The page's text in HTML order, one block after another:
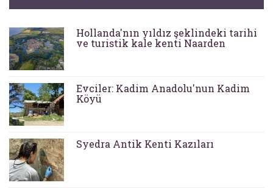
Hollanda'nın yıldız şeklindeki tarihi
ve turistik kale kenti Naarden
Evciler: Kadim Anadolu'nun Kadim
Köyü
Syedra Antik Kenti Kazıları